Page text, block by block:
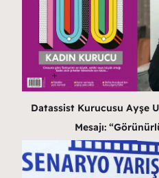
Datassist Kurucusu Ayşe
Mesajı: